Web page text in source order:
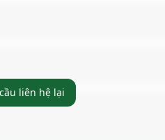
liên hệ lại